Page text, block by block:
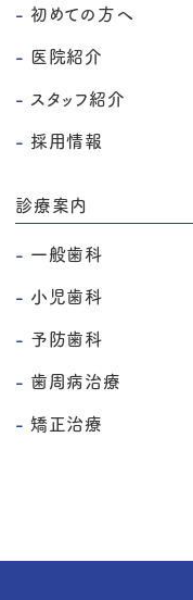
初めての方へ
医院紹介
スタッフ紹介
採用情報
診療案内
一般歯科
小児歯科
予防歯科
歯周病治療
矯正治療